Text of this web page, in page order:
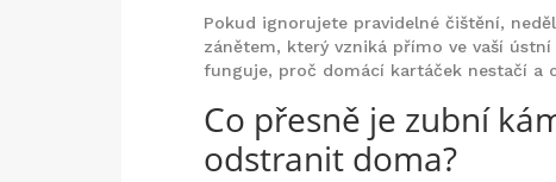
Pokud ignorujete pravidelné čištění,
zánětem, který vzniká přímo ve vaší
funguje, proč domácí kartáček nestačí a
Co přesně je zubní
odstranit doma?